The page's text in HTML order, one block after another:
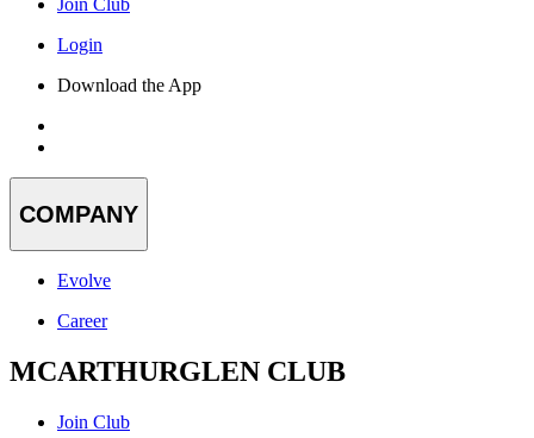
Join Club
Login
Download the App
COMPANY
Evolve
Career
MCARTHURGLEN CLUB
Join Club